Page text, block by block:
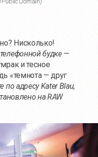
Нисколько!
будке —
и тесное
«темнота — друг
по адресу Kater Blau,
на RAW